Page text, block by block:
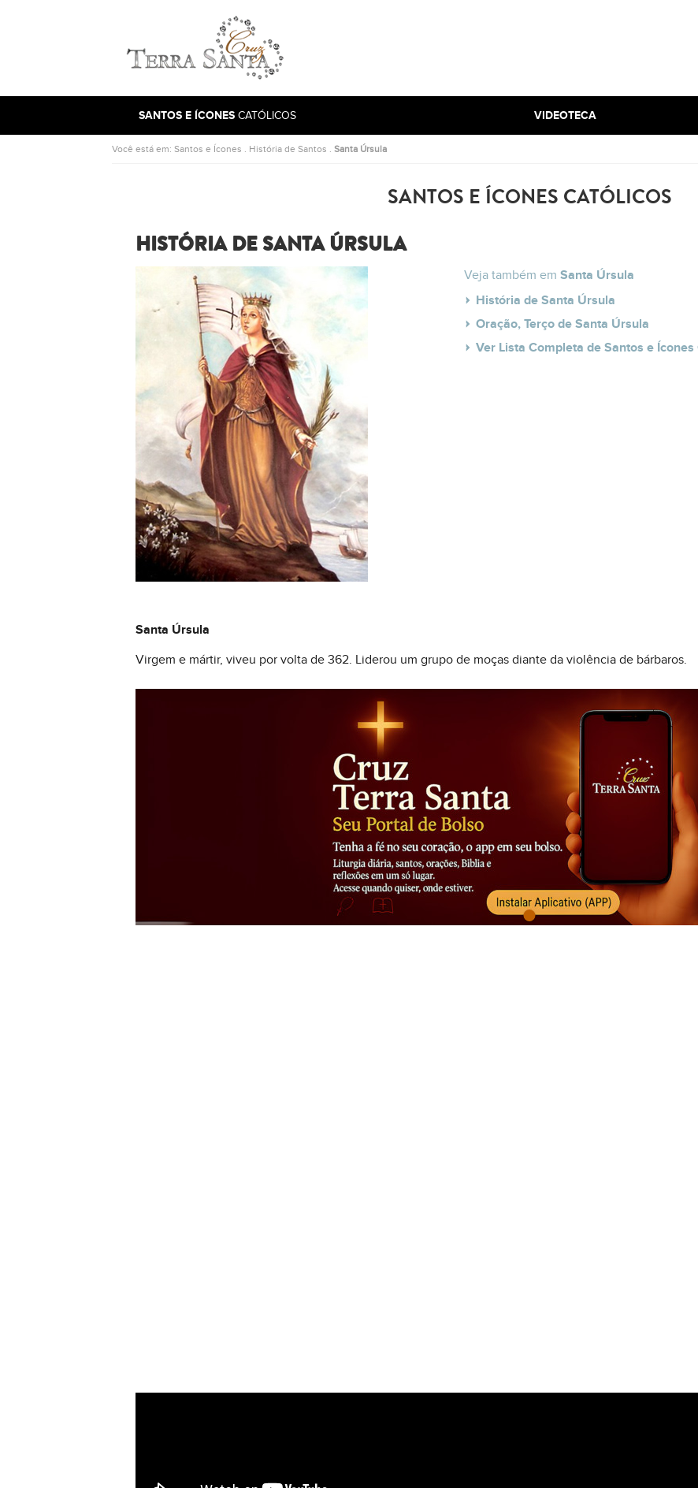
Ir para a página inicial
SANTOS E ÍCONES CATÓLICOS VIDEOTECA
Você está em: Santos e Ícones . História de Santos . Santa Úrsula
SANTOS E ÍCONES CATÓLICOS
HISTÓRIA DE SANTA ÚRSULA
Veja também em Santa Úrsula
História de Santa Úrsula
Oração, Terço de Santa Úrsula
Ver Lista Completa de Santos e Ícones
Santa Úrsula
Virgem e mártir, viveu por volta de 362. Liderou um grupo de moças diante da violência de bárbaros.